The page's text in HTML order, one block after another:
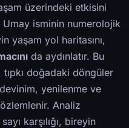
üzerindeki etkisini
Umay isminin numerolojik
yaşam yol haritasını,
da aydınlatır. Bu
tıpkı doğadaki döngüler
yenilenme ve
Analiz
karşılığı, bireyin